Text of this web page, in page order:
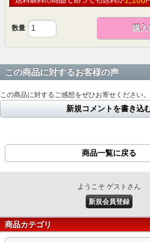
数量 購
この商品に対するお客様の声
この商品に対するご感想をぜひお寄せください。
新規コメントを書き込
商品一覧に戻る
ようこそ ゲストさん
新規会員登録
商品カテゴリ